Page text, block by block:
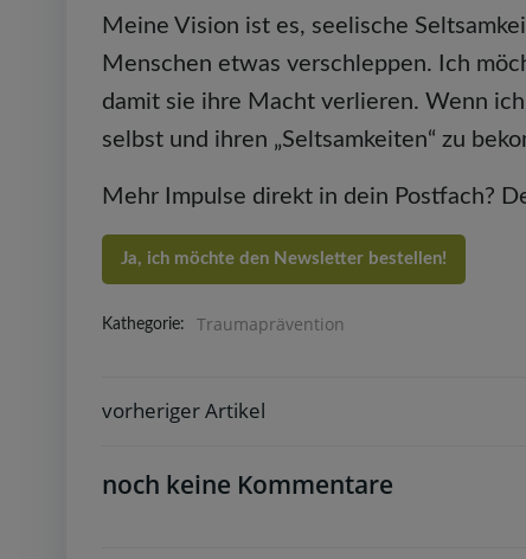
Meine Vision ist es, seelische
Menschen etwas verschleppen. Ich
damit sie ihre Macht verlieren. Wenn
selbst und ihren „Seltsamkeiten“ zu
Mehr Impulse direkt in dein Postfach?
Ja, ich möchte den Newsletter bestellen!
Kathegorie: Traumaprävention
Post
navigation
vorheriger Artikel
noch keine Kommentare